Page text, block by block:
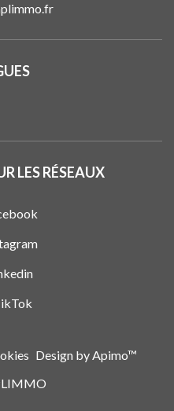
LES RÉSEAUX
Design byApimo™